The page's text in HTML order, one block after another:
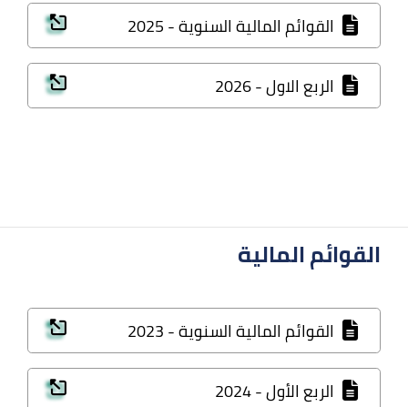
القوائم المالية السنوية - 2025
الربع الاول - 2026
القوائم المالية
القوائم المالية السنوية - 2023
الربع الأول - 2024